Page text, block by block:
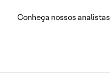
Conheça nossos analistas